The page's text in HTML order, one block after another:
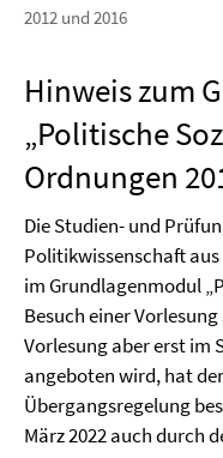
2012 und 2016
Hinweis zum
„Politische
Ordnungen
Die Studien- und
Politikwissenschaft aus
im Grundlagenmodul
Besuch einer
Vorlesung aber erst im
angeboten wird, hat
Übergangsregelung
März2022auch durch